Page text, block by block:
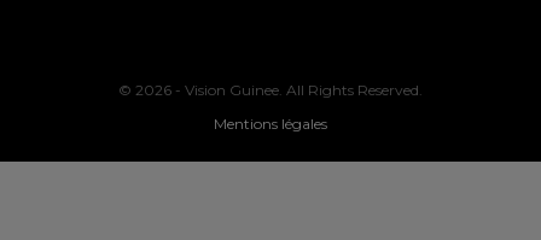
© 2026 - Vision Guinee. All Rights Reserved.
Mentions légales